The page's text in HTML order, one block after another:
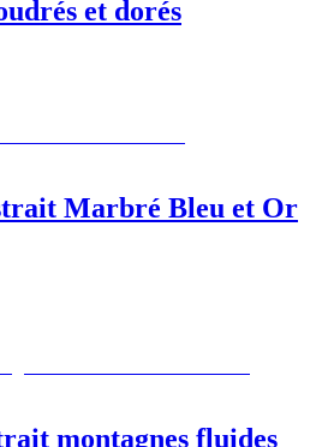
et dorés
Marbré Bleu et Or
montagnes fluides